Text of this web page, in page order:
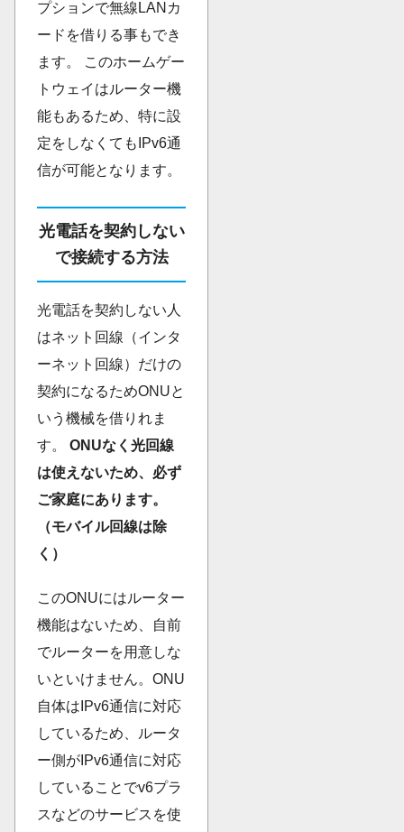
プションで無線LANカ
ードを借りる事もでき
ます。 このホームゲー
トウェイはルーター機
能もあるため、特に設
定をしなくてもIPv6通
信が可能となります。
光電話を契約しない
で接続する方法
光電話を契約しない人
はネット回線（インタ
ーネット回線）だけの
契約になるためONUと
いう機械を借りれま
す。 ONUなく光回線
は使えないため、必ず
ご家庭にあります。
（モバイル回線は除
く）
このONUにはルーター
機能はないため、自前
でルーターを用意しな
いといけません。ONU
自体はIPv6通信に対応
しているため、ルータ
ー側がIPv6通信に対応
していることでv6プラ
スなどのサービスを使